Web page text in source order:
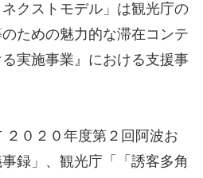
クストモデル」は観光庁の
のための魅力的な滞在コンテ
実施事業』における支援事
２０２０年度第２回阿波お
録」、観光庁「「誘客多角